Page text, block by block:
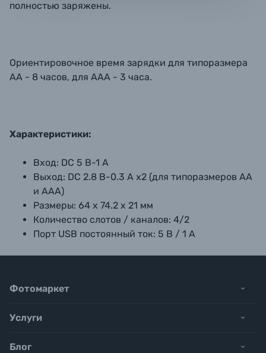
полностью заряжены.
Ориентировочное время зарядки для типоразмера
АА - 8 часов, для ААА - 3 часа.
Характеристики:
Вход: DC 5 B-1 А
Выход: DC 2.8 В-0.3 А х2 (для типоразмеров АА
и ААА)
Размеры: 64 x 74.2 x 21 мм
Количество слотов / каналов: 4/2
Порт USB постоянный ток: 5 В / 1 А
Фотомаркет
Услуги
Блог